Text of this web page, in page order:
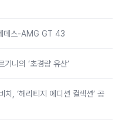
데스-AMG GT 43
니의 ‘초경량 유산’
치, ‘헤리티지 에디션 컬렉션’ 공